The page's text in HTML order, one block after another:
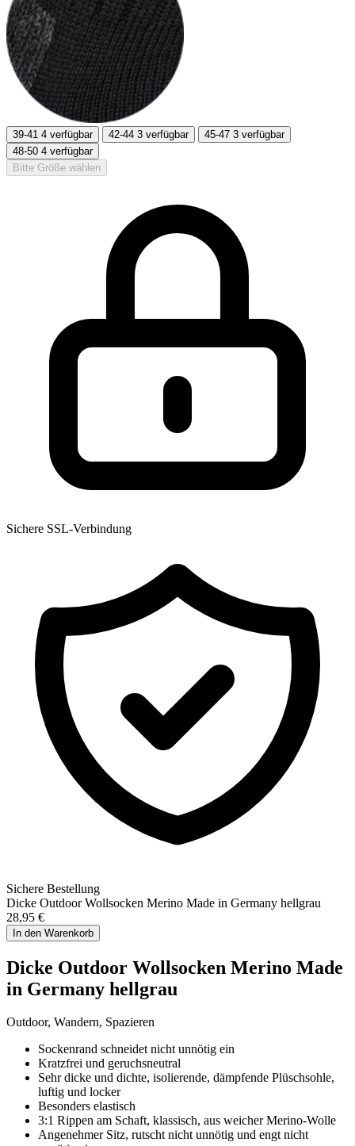
39-41 4 verfügbar 42-44 3 verfügbar 45-47 3 verfügbar
48-50 4 verfügbar
Bitte Größe wählen
Sichere SSL-Verbindung
Sichere Bestellung
Dicke Outdoor Wollsocken Merino Made in Germany hellgrau
28,95 €
In den Warenkorb
Dicke Outdoor Wollsocken Merino Made
in Germany hellgrau
Outdoor, Wandern, Spazieren
Sockenrand schneidet nicht unnötig ein
Kratzfrei und geruchsneutral
Sehr dicke und dichte, isolierende, dämpfende Plüschsohle,
luftig und locker
Besonders elastisch
3:1 Rippen am Schaft, klassisch, aus weicher Merino-Wolle
Angenehmer Sitz, rutscht nicht unnötig und engt nicht